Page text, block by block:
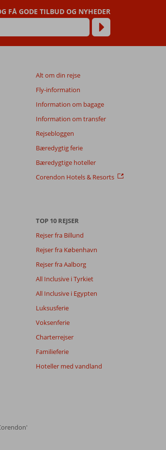
FÅ GODE TILBUD OG NYHEDER
Alt om din rejse
Fly-information
Information om bagage
Information om transfer
Rejsebloggen
Bæredygtig ferie
Bæredygtige hoteller
Corendon Hotels & Resorts
TOP 10 REJSER
Rejser fra Billund
Rejser fra København
Rejser fra Aalborg
All Inclusive i Tyrkiet
All Inclusive i Egypten
Luksusferie
Voksenferie
Charterrejser
Familieferie
Hoteller med vandland